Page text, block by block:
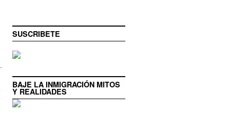
SUSCRIBETE
BAJE LA INMIGRACIÓN MITOS
Y REALIDADES